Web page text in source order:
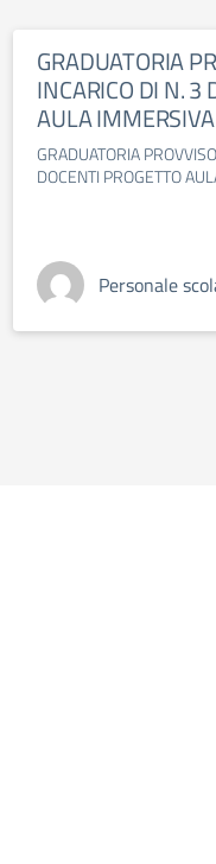
GRADUATORIA
INCARICO DI N. 3
AULA IMMERSIVA
GRADUATORIA
DOCENTI PROGETTO
Personale